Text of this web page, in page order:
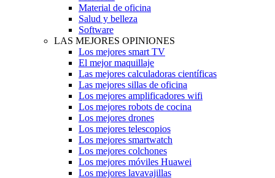
Material de oficina
Salud y belleza
Software
LAS MEJORES OPINIONES
Los mejores smart TV
El mejor maquillaje
Las mejores calculadoras científicas
Las mejores sillas de oficina
Los mejores amplificadores wifi
Los mejores robots de cocina
Los mejores drones
Los mejores telescopios
Los mejores smartwatch
Los mejores colchones
Los mejores móviles Huawei
Los mejores lavavajillas